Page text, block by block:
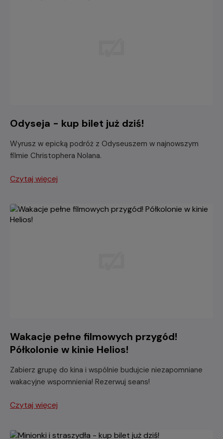
Odyseja - kup bilet już dziś!
Wyrusz w epicką podróż z Odyseuszem w najnowszym
filmie Christophera Nolana.
Czytaj więcej
Wakacje pełne filmowych przygód!
Półkolonie w kinie Helios!
Zabierz grupę do kina i wspólnie budujcie niezapomniane
wakacyjne wspomnienia! Rezerwuj seans!
Czytaj więcej